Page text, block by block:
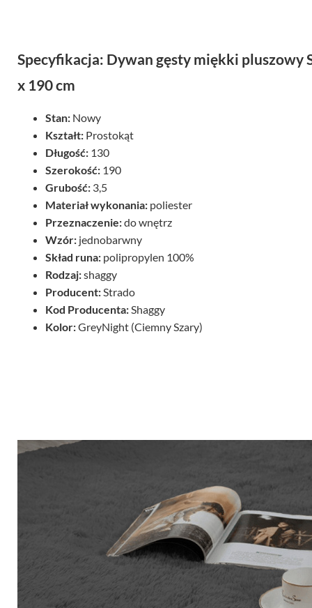
Specyfikacja: Dywan gęsty miękki pluszowy
x 190 cm
Stan: Nowy
Kształt: Prostokąt
Długość: 130
Szerokość: 190
Grubość: 3,5
Materiał wykonania: poliester
Przeznaczenie:do wnętrz
Wzór: jednobarwny
Skład runa: polipropylen 100%
Rodzaj:shaggy
Producent:Strado
Kod Producenta:Shaggy
Kolor:GreyNight (Ciemny Szary)